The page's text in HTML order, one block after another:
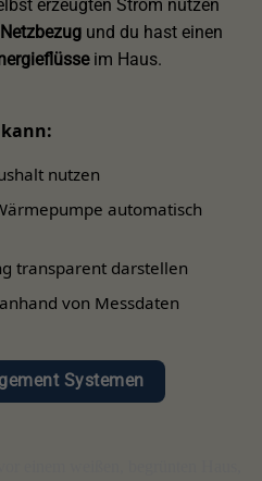
erzeugten Strom nutzen
und du hast einen
im Haus.
kann:
nutzen
automatisch
transparent darstellen
von Messdaten
Systemen